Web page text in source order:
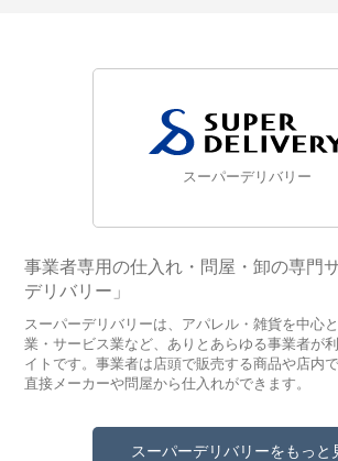
スーパーデリバリー
事業者専用の仕入れ・問屋・卸の専門
デリバリー」
スーパーデリバリーは、アパレル・雑貨を中心
業・サービス業など、ありとあらゆる事業者が
イトです。事業者は店頭で販売する商品や店内
直接メーカーや問屋から仕入れができます。
スーパーデリバリーをもっと